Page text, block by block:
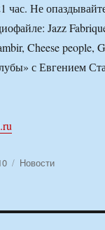
час. Не
Jazz
Cheese people,
с Евгением
Рубрики
Новости